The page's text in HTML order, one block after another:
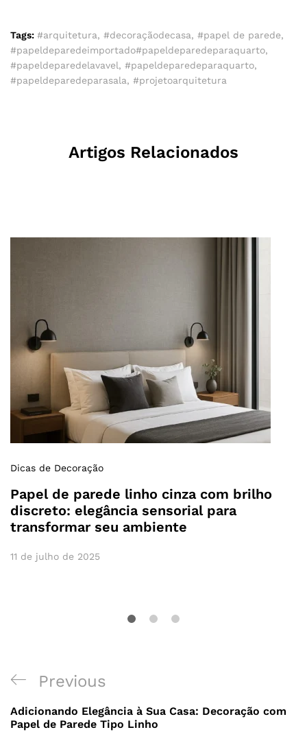
Tags: #arquitetura, #decoraçãodecasa, #papel de parede,
#papeldeparedeimportado#papeldeparedeparaquarto,
#papeldeparedelavavel, #papeldeparedeparaquarto,
#papeldeparedeparasala, #projetoarquitetura
Artigos Relacionados
Dicas de Decoração
Papel de parede linho cinza com brilho
discreto: elegância sensorial para
transformar seu ambiente
11 de julho de 2025
Previous
Adicionando Elegância à Sua Casa: Decoração com
Papel de Parede Tipo Linho